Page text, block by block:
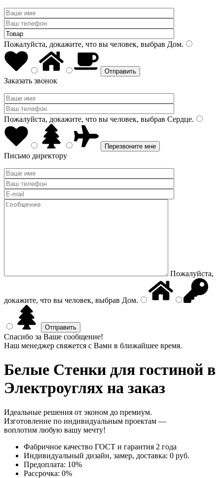
Пожалуйста, докажите, что вы человек, выбрав Дом.
Заказать звонок
Пожалуйста, докажите, что вы человек, выбрав Сердце.
Письмо директору
Пожалуйста,
докажите, что вы человек, выбрав Дом.
Спасибо за Ваше сообщение!
Наш менеджер свяжется с Вами в ближайшее время.
Белые Стенки для гостиной в
Электроуглях на заказ
Идеальные решения от эконом до премиум.
Изготовление по индивидуальным проектам —
воплотим любую вашу мечту!
Фабричное качество ГОСТ и гарантия 2 года
Индивидуальный дизайн, замер, доставка: 0 руб.
Предоплата: 10%
Рассрочка: 0%